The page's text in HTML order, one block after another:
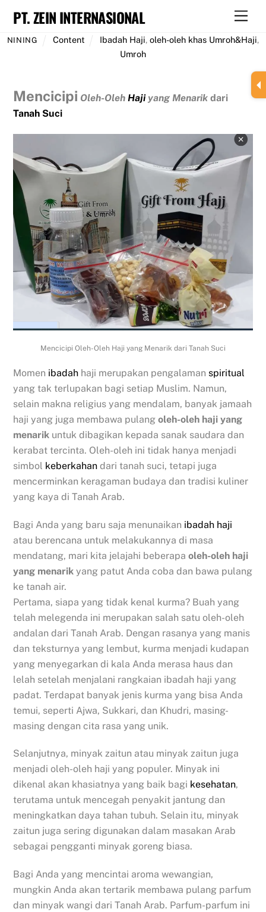
content
PT. ZEIN INTERNASIONAL
NINING Content Ibadah Haji,oleh-oleh khas Umroh&Haji,
Umroh
Mencicipi Oleh-OlehHajiyang Menarik dari
Tanah Suci
Mencicipi Oleh-Oleh Haji yang Menarik dari Tanah Suci
Momen ibadah haji merupakan pengalaman spiritual
yang tak terlupakan bagi setiap Muslim. Namun,
selain makna religius yang mendalam, banyak jamaah
haji yang juga membawa pulangoleh-oleh haji yang
menarik untuk dibagikan kepada sanak saudara dan
kerabat tercinta. Oleh-oleh ini tidak hanya menjadi
simbol keberkahan dari tanah suci, tetapi juga
mencerminkan keragaman budaya dan tradisi kuliner
yang kaya di Tanah Arab.
Bagi Anda yang baru saja menunaikan ibadah haji
atau berencana untuk melakukannya di masa
mendatang, mari kita jelajahi beberapaoleh-oleh haji
yang menarik yang patut Anda coba dan bawa pulang
ke tanah air.
Pertama, siapa yang tidak kenal kurma? Buah yang
telah melegenda ini merupakan salah satu oleh-oleh
andalan dari Tanah Arab. Dengan rasanya yang manis
dan teksturnya yang lembut, kurma menjadi kudapan
yang menyegarkan di kala Anda merasa haus dan
lelah setelah menjalani rangkaian ibadah haji yang
padat. Terdapat banyak jenis kurma yang bisa Anda
temui, seperti Ajwa, Sukkari, dan Khudri, masing-
masing dengan cita rasa yang unik.
Selanjutnya, minyak zaitun atau minyak zaitun juga
menjadi oleh-oleh haji yang populer. Minyak ini
dikenal akan khasiatnya yang baik bagi kesehatan,
terutama untuk mencegah penyakit jantung dan
meningkatkan daya tahan tubuh. Selain itu, minyak
zaitun juga sering digunakan dalam masakan Arab
sebagai pengganti minyak goreng biasa.
Bagi Anda yang mencintai aroma wewangian,
mungkin Anda akan tertarik membawa pulang parfum
dan minyak wangi dari Tanah Arab. Parfum-parfum ini